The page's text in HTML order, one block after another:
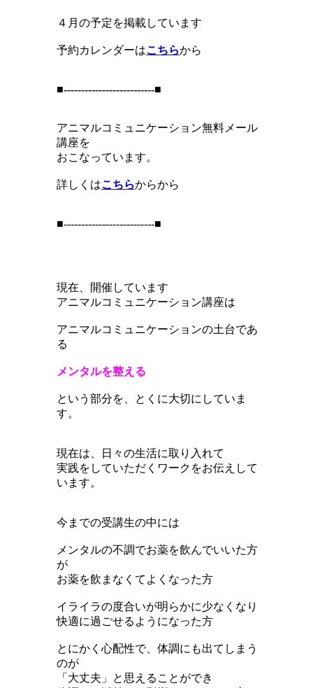
４月の予定を掲載しています
予約カレンダーはこちらから
■--------------------------■
アニマルコミュニケーション無料メール
講座を
おこなっています。
詳しくはこちらからから
■--------------------------■
現在、開催しています
アニマルコミュニケーション講座は
アニマルコミュニケーションの土台であ
る
メンタルを整える
という部分を、
とくに大切にしていま
す。
現在は、日々の生活に取り入れて
実践をしていただくワークをお伝えして
います。
今までの受講生の中には
メンタルの不調でお薬を飲んでいいた方
が
お薬を飲まなくてよくなった方
イライラの度合いが明らかに少なくなり
快適に過ごせるようになった方
とにかく心配性で、体調にも出てしまう
のが
「大丈夫」と思えることができ